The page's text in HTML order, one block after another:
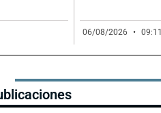
06/08/2026 09:11